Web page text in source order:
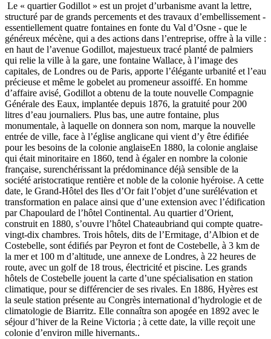
Le « quartier Godillot » est un projet d’urbanisme avant la lettre,
structuré par de grands percements et des travaux d’embellissement -
essentiellement quatre fontaines en fonte du Val d’Osne - que le
généreux mécène, qui a des actions dans l’entreprise, offre à la ville :
en haut de l’avenue Godillot, majestueux tracé planté de palmiers
qui relie la ville à la gare, une fontaine Wallace, à l’image des
capitales, de Londres ou de Paris, apporte l’élégante urbanité et l’eau
précieuse et même le gobelet au promeneur assoiffé. En homme
d’affaire avisé, Godillot a obtenu de la toute nouvelle Compagnie
Générale des Eaux, implantée depuis 1876, la gratuité pour 200
litres d’eau journaliers. Plus bas, une autre fontaine, plus
monumentale, à laquelle on donnera son nom, marque la nouvelle
entrée de ville, face à l’église anglicane qui vient d’y être édifiée
pour les besoins de la colonie anglaiseEn 1880, la colonie anglaise
qui était minoritaire en 1860, tend à égaler en nombre la colonie
française, surenchérissant la prédominance déjà sensible de la
société aristocratique rentière et noble de la colonie hyéroise. A cette
date, le Grand-Hôtel des Iles d’Or fait l’objet d’une surélévation et
transformation en palace ainsi que d’une extension avec l’édification
par Chapoulard de l’hôtel Continental. Au quartier d’Orient,
construit en 1880, s’ouvre l’hôtel Chateaubriand qui compte quatre-
vingt-dix chambres. Trois hôtels, dits de l’Ermitage, d’Albion et de
Costebelle, sont édifiés par Peyron et font de Costebelle, à 3 km de
la mer et 100 m d’altitude, une annexe de Londres, à 22 heures de
route, avec un golf de 18 trous, électricité et piscine. Les grands
hôtels de Costebelle jouent la carte d’une spécialisation en station
climatique, pour se différencier de ses rivales. En 1886, Hyères est
la seule station présente au Congrès international d’hydrologie et de
climatologie de Biarritz. Elle connaîtra son apogée en 1892 avec le
séjour d’hiver de la Reine Victoria ; à cette date, la ville reçoit une
colonie d’environ mille hivernants..